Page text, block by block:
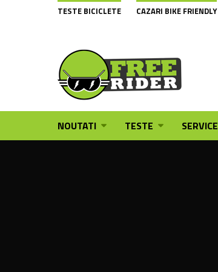
TESTE BICICLETE CAZARI BIKE FRIENDLY
NOUTATI TESTE SERVICE